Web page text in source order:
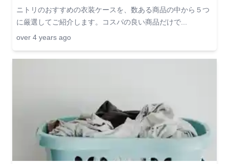
ニトリのおすすめの衣装ケースを、数ある商品の中から５つ
に厳選してご紹介します。コスパの良い商品だけで...
over 4 years ago